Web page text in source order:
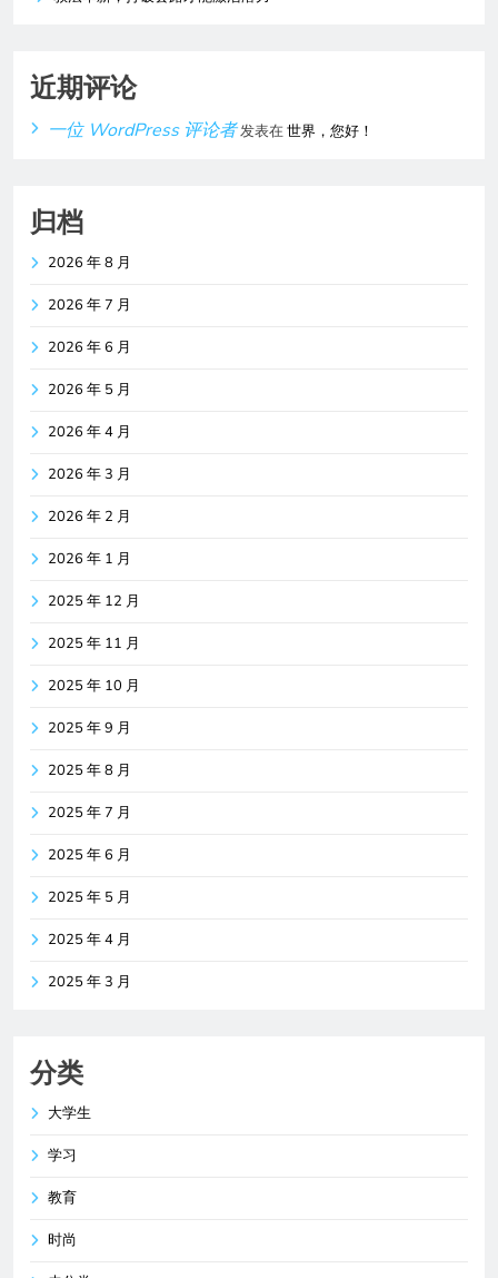
近期评论
一位 WordPress 评论者发表在世界，您好！
归档
2026 年 8 月
2026 年 7 月
2026 年 6 月
2026 年 5 月
2026 年 4 月
2026 年 3 月
2026 年 2 月
2026 年 1 月
2025 年 12 月
2025 年 11 月
2025 年 10 月
2025 年 9 月
2025 年 8 月
2025 年 7 月
2025 年 6 月
2025 年 5 月
2025 年 4 月
2025 年 3 月
分类
大学生
学习
教育
时尚